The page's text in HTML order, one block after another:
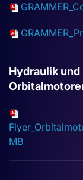
Hydraulik und
MB